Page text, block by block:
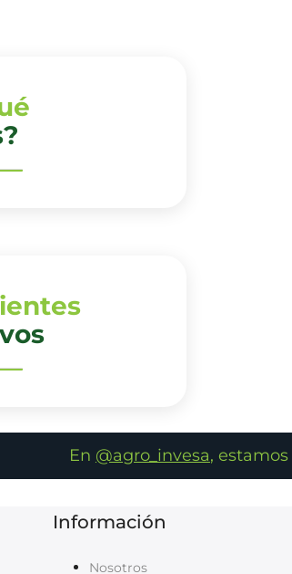
En @agro_invesa, estamos
Información
Nosotros